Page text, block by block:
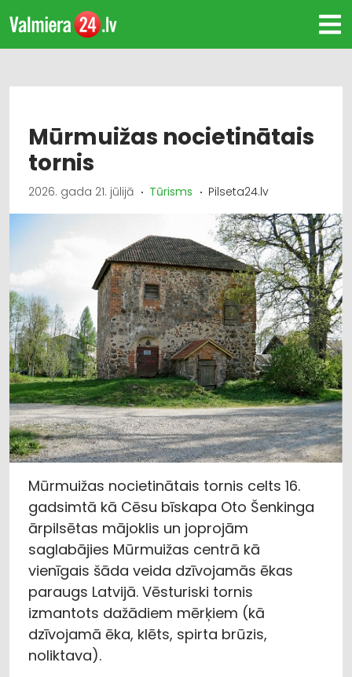
Mūrmuižas nocietinātais
tornis
2026. gada 21. jūlijā Tūrisms Pilseta24.lv
Mūrmuižas nocietinātais tornis celts 16.
gadsimtā kā Cēsu bīskapa Oto Šenkinga
ārpilsētas mājoklis un joprojām
saglabājies Mūrmuižas centrā kā
vienīgais šāda veida dzīvojamās ēkas
paraugs Latvijā. Vēsturiski tornis
izmantots dažādiem mērķiem (kā
dzīvojamā ēka, klēts, spirta brūzis,
noliktava).